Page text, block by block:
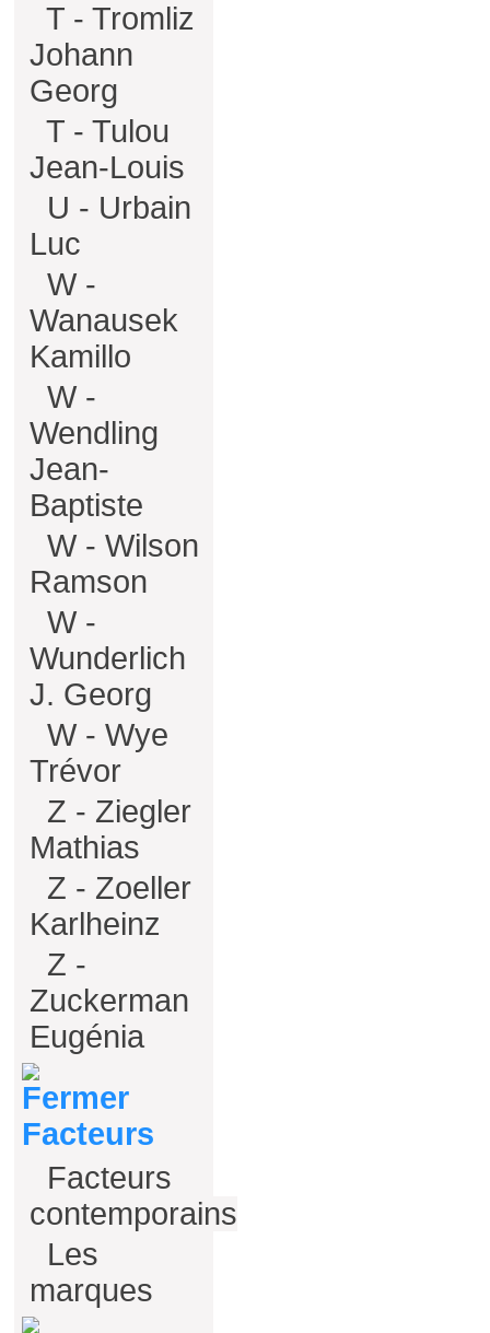
T - Tromliz
Johann
Georg
T - Tulou
Jean-Louis
U - Urbain
Luc
W -
Wanausek
Kamillo
W -
Wendling
Jean-
Baptiste
W - Wilson
Ramson
W -
Wunderlich
J. Georg
W - Wye
Trévor
Z - Ziegler
Mathias
Z - Zoeller
Karlheinz
Z -
Zuckerman
Eugénia
Facteurs
Facteurs
contemporains
Les
marques